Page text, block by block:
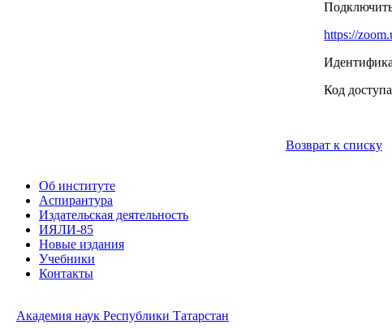
https://
Код
Возврат к списку
Об институте
Аспирантура
Издательская деятельность
ИЯЛИ-85
Новые издания
Учебники
Контакты
Академия наук Республики Татарстан